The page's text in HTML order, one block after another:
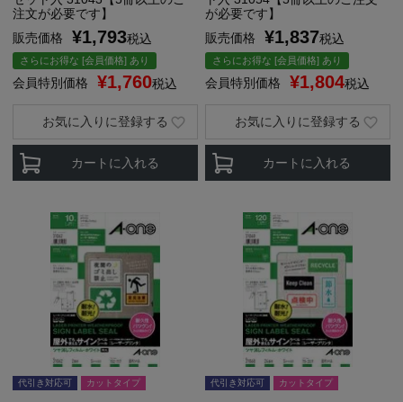
注文が必要です】
販売価格
¥1,793税込
さらにお得な [会員価格] あり
会員特別価格 ¥1,760税込
カートに入れる
お気に入りに登録する
が必要です】
販売価格
¥1,837税込
さらにお得な [会員価格] あり
会員特別価格 ¥1,804税込
カートに入れる
お気に入りに登録する
代引き対応可 カットタイプ 代引き対応可 カットタイプ